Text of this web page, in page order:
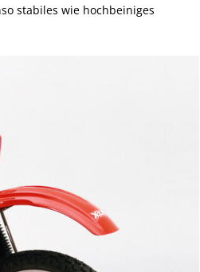
stabiles wie hochbeiniges